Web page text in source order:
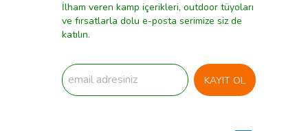
İlham veren kamp içerikleri, outdoor tüyoları
ve fırsatlarla dolu e-posta serimize siz de
katılın.
KAYIT OL